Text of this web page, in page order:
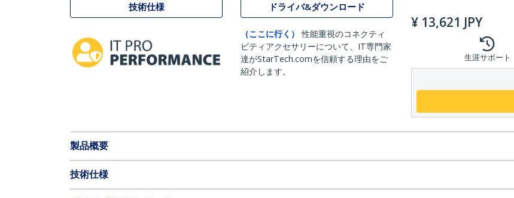
技術仕様 ドライバ&ダウンロード
（ここに行く）
性能重視のコネクティ
ビティアクセサリーについて、IT専門家
達がStarTech.comを信頼する理由をご
紹介します。
¥ 13,621 JPY
生涯サポート
製品概要
技術仕様